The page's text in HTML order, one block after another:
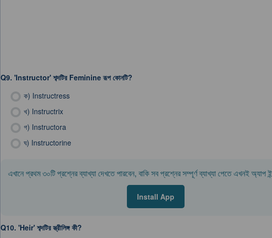
Q9. 'Instructor' শব্দটির Feminine রূপ কোনটি?
ক) Instructress
খ) Instructrix
গ) Instructora
ঘ) Instructorine
এখানে প্রথম ৩০টি প্রশ্নের ব্যাখ্যা দেখতে পারবেন, বাকি সব প্রশ্নের সম্পূর্ণ ব্যাখ্যা পেতে এখনই অ্যাপ
Install App
Q10. 'Heir' শব্দটির স্ত্রীলিঙ্গ কী?